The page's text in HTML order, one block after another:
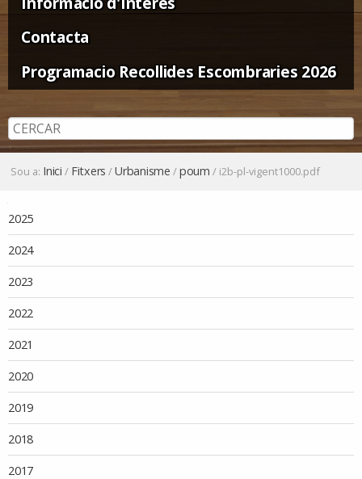
Contacta
Programacio Recollides Escombraries 2026
Sou a: Inici / Fitxers /Urbanisme /poum / i2b-pl-vigent1000.pdf
2025
2024
2023
2022
2021
2020
2019
2018
2017